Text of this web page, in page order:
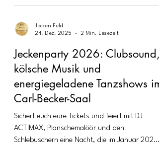
und bestätigt die große Vorfreude auf das
Jecken Feld
24. Dez. 2025
2 Min. Lesezeit
Jeckenparty 2026: Clubsound,
kölsche Musik und
energiegeladene Tanzshows im
Carl-Becker-Saal